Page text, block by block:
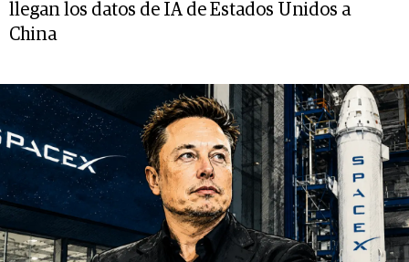
llegan los datos de IA de Estados Unidos a
China